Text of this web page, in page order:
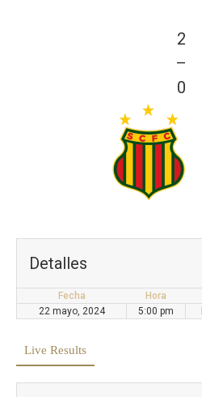
2
—
0
Detalles
Fecha Hora
22 mayo, 2024
5:00 pm
Live Results